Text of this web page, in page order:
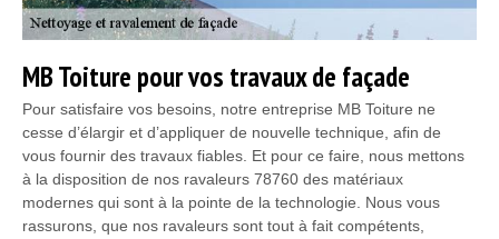
MB Toiture pour vos travaux de façade
Pour satisfaire vos besoins, notre entreprise MB Toiture ne
cesse d’élargir et d’appliquer de nouvelle technique, afin de
vous fournir des travaux fiables. Et pour ce faire, nous mettons
à la disposition de nos ravaleurs 78760 des matériaux
modernes qui sont à la pointe de la technologie. Nous vous
rassurons, que nos ravaleurs sont tout à fait compétents,